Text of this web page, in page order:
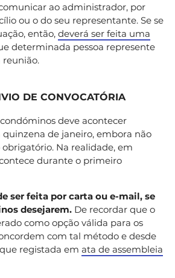
ao administrador, por
ou o do seu representante. Se se
então, deverá ser feita uma
determinada pessoa represente
DE CONVOCATÓRIA
deve acontecer
de janeiro, embora não
Na realidade, em
durante o primeiro
ser feita por carta ou e-mail, se
desejarem. De recordar que o
como opção válida para os
com tal método e desde
registada em ata de assembleia